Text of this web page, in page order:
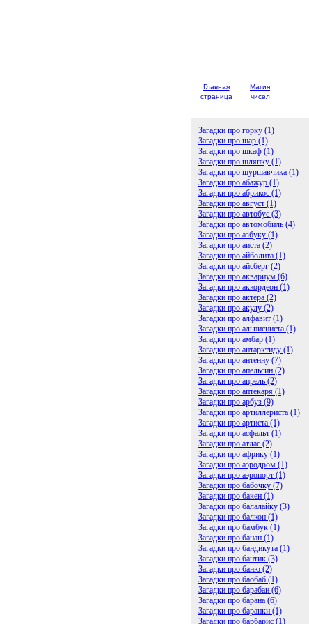
Главная
страница
Магия
чисел
Загадки про горку (1)
Загадки про шар (1)
Загадки про шкаф (1)
Загадки про шляпку (1)
Загадки про шуршавчика (1)
Загадки про абажур (1)
Загадки про абрикос (1)
Загадки про август (1)
Загадки про автобус (3)
Загадки про автомобиль (4)
Загадки про азбуку (1)
Загадки про аиста (2)
Загадки про айболита (1)
Загадки про айсберг (2)
Загадки про аквариум (6)
Загадки про аккордеон (1)
Загадки про актёра (2)
Загадки про акулу (2)
Загадки про алфавит (1)
Загадки про альписниста (1)
Загадки про амбар (1)
Загадки про антарктиду (1)
Загадки про антенну (7)
Загадки про апельсин (2)
Загадки про апрель (2)
Загадки про аптекаря (1)
Загадки про арбуз (9)
Загадки про артиллериста (1)
Загадки про артиста (1)
Загадки про асфальт (1)
Загадки про атлас (2)
Загадки про африку (1)
Загадки про аэродром (1)
Загадки про аэропорт (1)
Загадки про бабочку (7)
Загадки про бакен (1)
Загадки про балалайку (3)
Загадки про балкон (1)
Загадки про бамбук (1)
Загадки про банан (1)
Загадки про бандикута (1)
Загадки про бантик (3)
Загадки про баню (2)
Загадки про баобаб (1)
Загадки про барабан (6)
Загадки про барана (6)
Загадки про баранки (1)
Загадки про барбарис (1)